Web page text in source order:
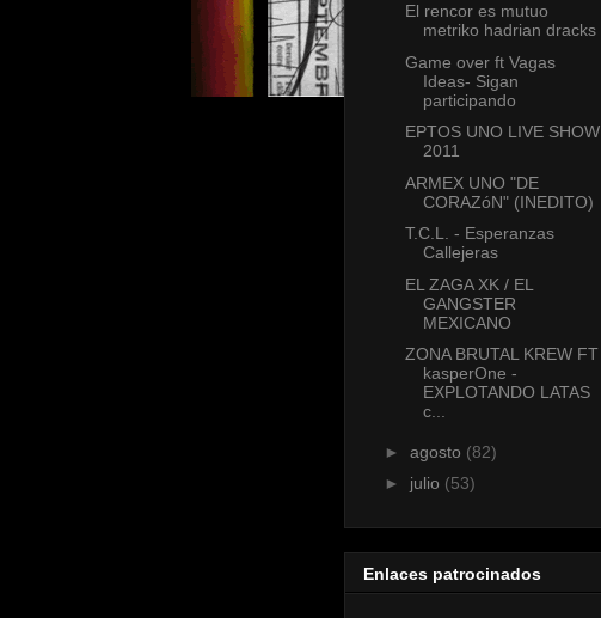
El rencor es mutuo
metriko hadrian dracks
Game over ft Vagas
Ideas- Sigan
participando
EPTOS UNO LIVE SHOW
2011
ARMEX UNO "DE
CORAZóN" (INEDITO)
T.C.L. - Esperanzas
Callejeras
EL ZAGA XK / EL
GANGSTER
MEXICANO
ZONA BRUTAL KREW FT
kasperOne -
EXPLOTANDO LATAS
c...
► agosto (82)
► julio (53)
Enlaces patrocinados